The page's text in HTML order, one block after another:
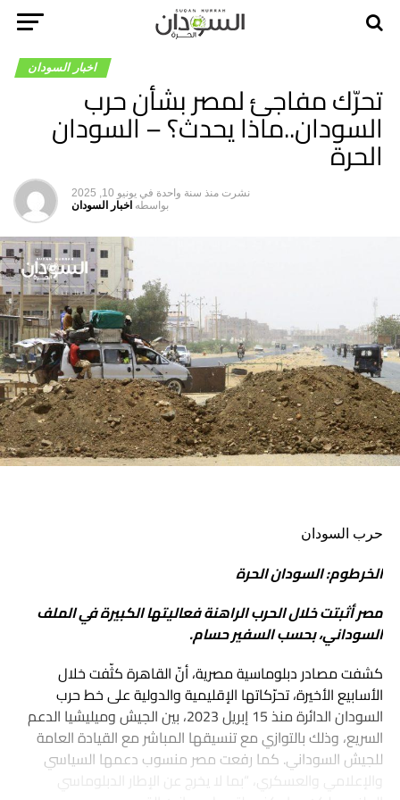
اخبار السودان
تحرّك مفاجئ لمصر بشأن حرب
السودان..ماذا يحدث؟ – السودان
الحرة
نشرت منذ سنة واحدة في يونيو 10, 2025
بواسطه اخبار السودان
حرب السودان
الخرطوم: السودان الحرة
مصر أثبتت خلال الحرب الراهنة فعاليتها الكبيرة في الملف
السوداني، بحسب السفير حسام.
كشفت مصادر دبلوماسية مصرية، أنّ القاهرة كثّفت خلال
الأسابيع الأخيرة، تحرّكاتها الإقليمية والدولية على خط حرب
السودان الدائرة منذ 15 إبريل 2023، بين الجيش وميليشيا الدعم
السريع، وذلك بالتوازي مع تنسيقها المباشر مع القيادة العامة
للجيش السوداني. كما رفعت مصر منسوب دعمها السياسي
والإعلامي والعسكري، “بما لا يخرج عن الإطار الدبلوماسي